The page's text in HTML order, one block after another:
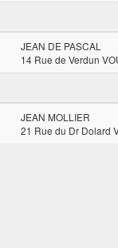
JEAN DE PASCAL
14 Rue de Verdun
JEAN MOLLIER
21 Rue du Dr Dolard